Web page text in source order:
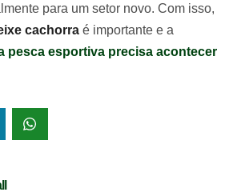
para um setor novo. Com isso,
cachorra é importante e a
pesca esportiva precisa acontecer